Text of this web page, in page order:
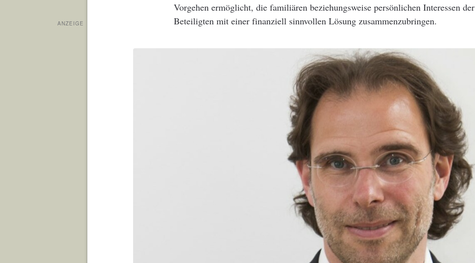
Vorgehen ermöglicht, die familiären beziehungsweise persönlichen Interessen der
Beteiligten mit einer finanziell sinnvollen Lösung zusammenzubringen.
ANZEIGE